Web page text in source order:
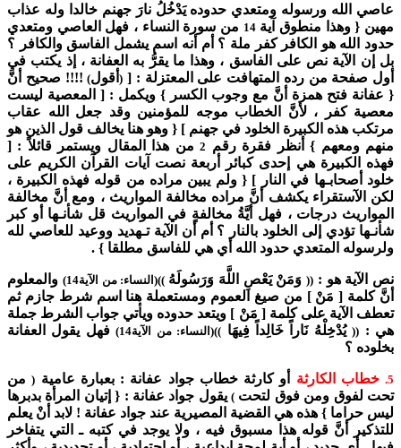
عاصي الله ورسوله ومتعدي حدوده يَدْخُلُ نارَ جهنم خالدا وله عذاب
مهين { وهذا منطوق آية14 من سورة النساء ، فهل العاصي ومتعدي
حدود الله هو الكافر كفر ملة ؟ أم أنه اسم يشمل الفاسق والكافر ؟
بل إن الآية نص على الفاسق ، وهذا ما يقرُّ به العفانة ، إذ يكتب في
أول صفحة من رده المتهافت على المعتزلة : [ (أقول)!!!! صحيح أنَّ
{ عفانة فتح همزة أنَّ مع وجوب الكسر } ويكمل : [ المعصية ليست
معصية كفر ، لأنَّ الخطاب موجه للمؤمنين وقد جعل الله عقاب
مرتكب هذه الكبيرة الخلود في جهنم ] { وهو هنا يخالف قول الذين هو
منهم ومعهم } أنظر فقرة رقم 2من هذا المقال ويستمر قائلاً : [
فهذه الكبيرة هي إحدى كبائر أربعة نصت آيات القرآن الكريم على
خلود أصحابـها في النار ] { ولم يبين مراده من قوله فهذه الكبيرة ،
لكن الآستقراء يكشف أنَّ مراده مخالفة المواريث ، ومع أنَّ مخالفة
المواريث درجات ، فهل أيَّةُ مخالفةٍ في المواريث قل شأنـها أو كبر
شأنـها تؤدي إلى الخلود بالنار ؟ أم أن الآية تـهديد ووعيد للعاصي لله
ولرسوله المتعدي حدود الله أي هي للفاسق مطلقا } .
نص الآية هو : (( وَمَنْ يَعْصِ اللَّهَ وَرَسُولَهُ ))(النساء: من الآية14)
والمعلوم
أنَّ كلمة [ مَنْ ] من صيغ العموم ومستعملة هنا اسم شرط جازم ثم
تعطف الآية على كلمة [ مَنْ ] ويتعد حدوده ويأتي جواب الشرط جملة
هي : ((يُدْخِلْهُ نَاراً خَالِداً فِيهَا ))(النساء: من الآية14)
فهل يقول العفانة
بخلوده ؟
5. خطاب الكارثة أو كارثة خطاب جواد عفانة : بعبارة عامية (من
تحت لفوق ومن فوق لتحت )يقول جواد عفانة : { إتيان المرأة بدبرها
ليس حراما } هذه هي القضية المصيرية عند جواد عفانة ! لابد أنْ يعلم
للتذكير أنَّ قوله هذا مسبوق فيه ، ولا يوجد في كتبه ـ التي يتفاخر